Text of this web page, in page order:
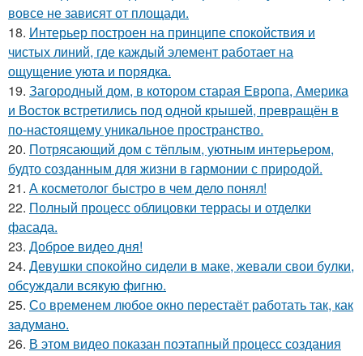
вовсе не зависят от площади.
18. Интерьер построен на принципе спокойствия и
чистых линий, где каждый элемент работает на
ощущение уюта и порядка.
19. Загородный дом, в котором старая Европа, Америка
и Восток встретились под одной крышей, превращён в
по-настоящему уникальное пространство.
20. Потрясающий дом с тёплым, уютным интерьером,
будто созданным для жизни в гармонии с природой.
21. А косметолог быстро в чем дело понял!
22. Полный процесс облицовки террасы и отделки
фасада.
23. Доброе видео дня!
24. Девушки спокойно сидели в маке, жевали свои булки,
обсуждали всякую фигню.
25. Со временем любое окно перестаёт работать так, как
задумано.
26. В этом видео показан поэтапный процесс создания